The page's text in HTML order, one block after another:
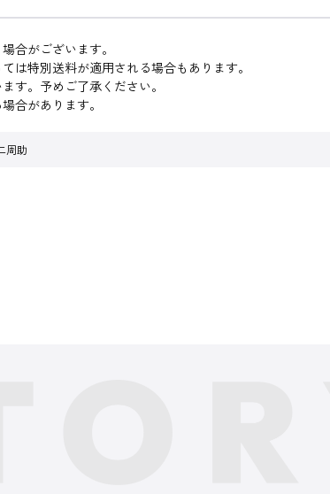
合がございます。
は特別送料が適用される場合もあります。
す。予めご了承ください。
合があります。
周助